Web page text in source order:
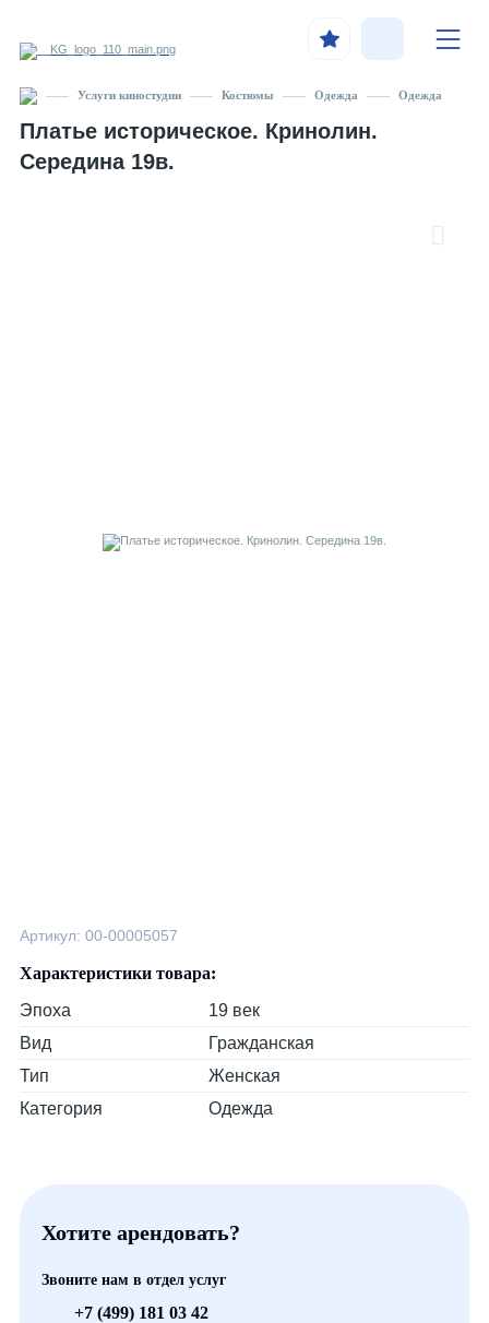
Услуги киностудии Костюмы Одежда Одежда
Платье историческое. Кринолин.
Середина 19в.
Артикул: 00-00005057
Характеристики товара:
Эпоха
19 век
Вид
Гражданская
Тип
Женская
Категория
Одежда
Хотите арендовать?
Звоните нам в отдел услуг
+7 (499) 181 03 42